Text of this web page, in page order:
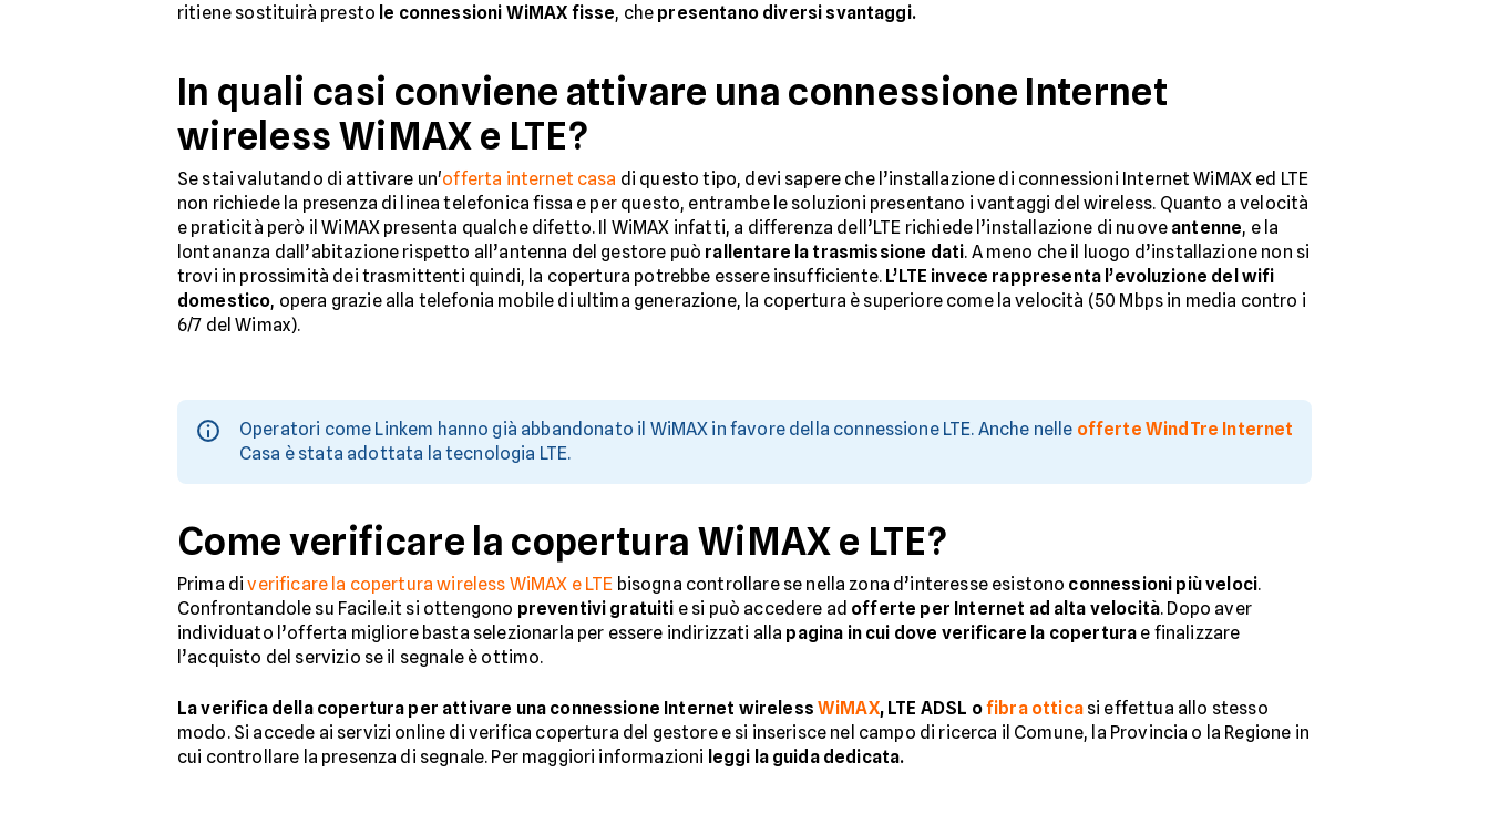
ritiene sostituirà presto le connessioni WiMAX fisse, che presentano diversi svantaggi.
In quali casi conviene attivare una connessione Internet
wireless WiMAX e LTE?
Se stai valutando di attivare un'offerta internet casa di questo tipo, devi sapere che l’installazione di connessioni Internet WiMAX ed LTE
non richiede la presenza di linea telefonica fissa e per questo, entrambe le soluzioni presentano i vantaggi del wireless. Quanto a velocità
e praticità però il WiMAX presenta qualche difetto. Il WiMAX infatti, a differenza dell’LTE richiede l’installazione di nuove antenne, e la
lontananza dall’abitazione rispetto all’antenna del gestore può rallentare la trasmissione dati. A meno che il luogo d’installazione non si
trovi in prossimità dei trasmittenti quindi, la copertura potrebbe essere insufficiente. L’LTE invece rappresenta l’evoluzione del wifi
domestico, opera grazie alla telefonia mobile di ultima generazione, la copertura è superiore come la velocità (50 Mbps in media contro i
6/7 del Wimax).
Operatori come Linkem hanno già abbandonato il WiMAX in favore della connessione LTE. Anche nelle offerte WindTre Internet
Casa è stata adottata la tecnologia LTE.
Come verificare la copertura WiMAX e LTE?
Prima diverificare la copertura wireless WiMAX e LTE bisogna controllare se nella zona d’interesse esistono connessioni più veloci.
Confrontandole su Facile.it si ottengono preventivi gratuiti e si può accedere ad offerte per Internet ad alta velocità. Dopo aver
individuato l’offerta migliore basta selezionarla per essere indirizzati alla pagina in cui dove verificare la copertura e finalizzare
l’acquisto del servizio se il segnale è ottimo.
La verifica della copertura per attivare una connessione Internet wireless WiMAX, LTE ADSL ofibra otticasi effettua allo stesso
modo. Si accede ai servizi online di verifica copertura del gestore e si inserisce nel campo di ricerca il Comune, la Provincia o la Regione in
cui controllare la presenza di segnale. Per maggiori informazioni leggi la guida dedicata.